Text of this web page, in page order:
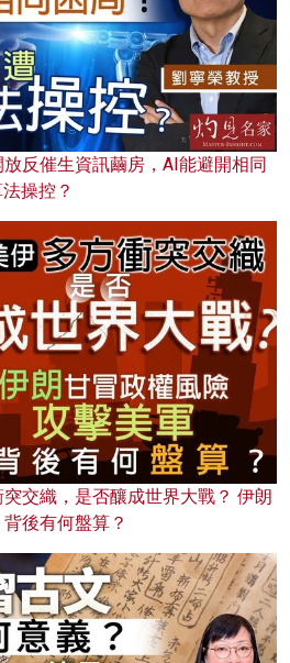
反催生資訊繭房，AI能避開相同
操控？
交織，是否釀成世界大戰？ 伊朗
後有何盤算？